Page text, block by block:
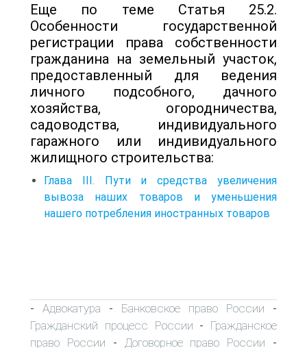
Еще по теме Статья 25.2.
Особенности государственной
регистрации права собственности
гражданина на земельный участок,
предоставленный для ведения
личного подсобного, дачного
хозяйства, огородничества,
садоводства, индивидуального
гаражного или индивидуального
жилищного строительства:
Глава III. Пути и средства увеличения
вывоза наших товаров и уменьшения
нашего потребления иностранных товаров
- Адвокатура - Банковское право России -
Гражданский процесс России - Гражданское
право России - Договорное право России -